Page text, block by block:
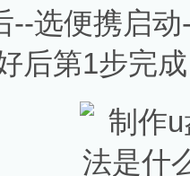
--选便携启
后第1步完